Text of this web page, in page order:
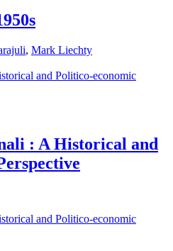
, Mark Liechty
: A Historical and